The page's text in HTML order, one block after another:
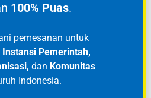
100% Puas.
pemesanan untuk
Instansi Pemerintah,
dan Komunitas
Indonesia.